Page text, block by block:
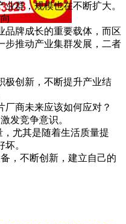
群，规模也在不断扩大。
品牌成长的重要载体，而区
步推动产业集群发展，二者
极创新，不断提升产业结
商未来应该如何应对？
发竞争意识。
尤其是随着生活质量提
。
，不断创新，建立自己的